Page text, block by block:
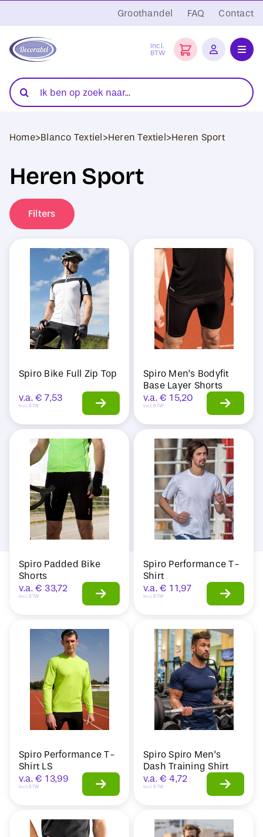
naar
inhoud
Groothandel FAQ Contact
Incl.
BTW
Folies
Transferpersen
Sublimatie
Blanco Textiel
Hobby Artikelen
DTF Transfers
Sale
Zoeken
naar:
Home>Blanco Textiel>Heren Textiel>Heren Sport
Heren Sport
Filters
Spiro Bike Full Zip Top
v.a. € 7,53
Incl. BTW
Spiro Men’s Bodyfit
Base Layer Shorts
v.a. € 15,20
Incl. BTW
Spiro Padded Bike
Shorts
v.a. € 33,72
Incl. BTW
Spiro Performance T-
Shirt
v.a. € 11,97
Incl. BTW
Spiro Performance T-
Shirt LS
v.a. € 13,99
Incl. BTW
Spiro Spiro Men’s
Dash Training Shirt
v.a. € 4,72
Incl. BTW